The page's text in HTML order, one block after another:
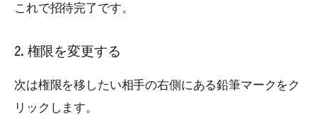
これで招待完了です。
2. 権限を変更する
次は権限を移したい相手の右側にある鉛筆マークをク
リックします。